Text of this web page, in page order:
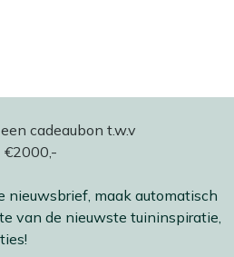
nieuwsbrief, maak automatisch
van de nieuwste tuininspiratie,